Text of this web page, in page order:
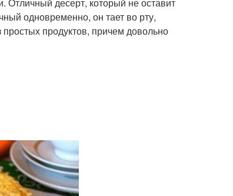
одновременно, он тает во рту,
продуктов, причем довольно